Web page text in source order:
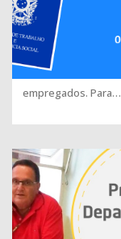
empregados. Para…